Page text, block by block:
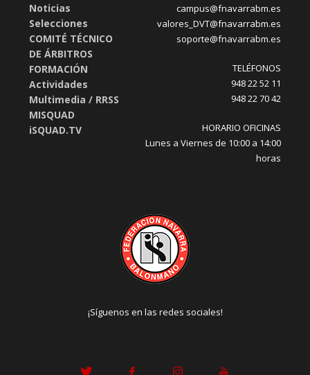
Noticias
Selecciones
COMITÉ TÉCNICO
DE ÁRBITROS
FORMACIÓN
Actividades
Multimedia / RRSS
MISQUAD
iSQUAD.TV
campus@fnavarrabm.es
valores_DVT@fnavarrabm.es
soporte@fnavarrabm.es
TELÉFONOS
948 22 52 11
948 22 70 42
HORARIO OFICINAS
Lunes a Viernes de 10:00 a 14:00
horas
¡Síguenos en las redes sociales!